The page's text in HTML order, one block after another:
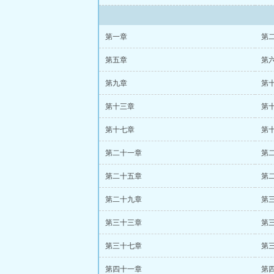
第一章 第
第五章 第
第九章 第
第十三章 第
第十七章 第
第二十一章 第
第二十五章 第
第二十九章 第
第三十三章 第
第三十七章 第
第四十一章 第